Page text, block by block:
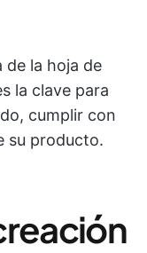
de la hoja de
la clave para
cumplir con
su producto.